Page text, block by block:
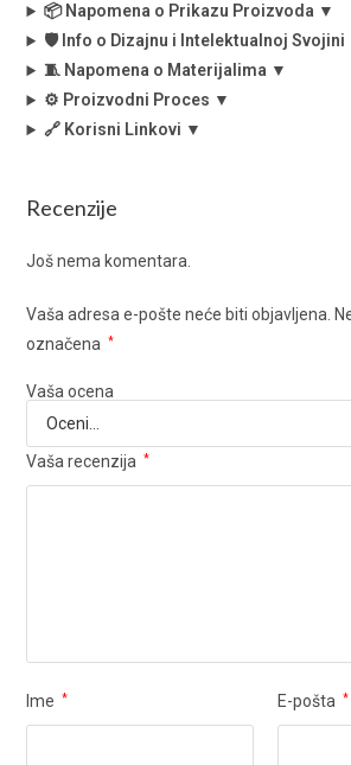
📦 Napomena o Prikazu Proizvoda ▼
🛡️ Info o Dizajnu i Intelektualnoj Svojini
🧵 Napomena o Materijalima ▼
⚙️ Proizvodni Proces ▼
🔗 Korisni Linkovi ▼
Recenzije
Još nema komentara.
Vaša adresa e-pošte neće biti objavljena.
označena *
Vaša ocena
Vaša recenzija *
Ime * E-pošta *